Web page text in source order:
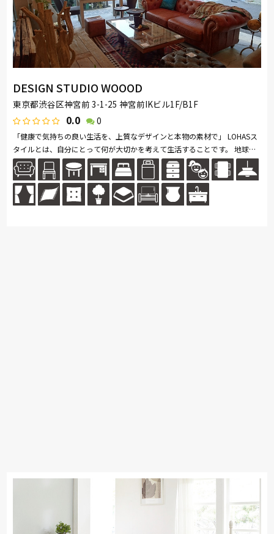
DESIGN STUDIO WOOOD
東京都渋谷区神宮前 3-1-25 神宮前IKビル1F/B1F
0.0 0
「健康で気持ちの良い生活を、上質なデザインと本物の素材で」 LOHASス
タイルとは、自分にとって何が大切かを考えて生活することです。 地球環
境にストレスをかけないナチュラルでエコロジーな素材を選択する。...続き
を読む